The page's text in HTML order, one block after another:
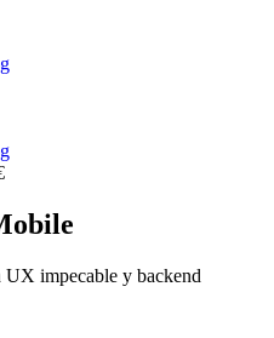
UX impecable y backend